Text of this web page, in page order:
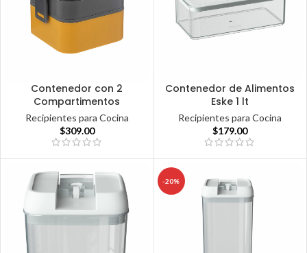
Contenedor con 2
Compartimentos
Recipientes para Cocina
$309.00
Contenedor de Alimentos
Eske 1 lt
Recipientes para Cocina
$179.00
-20%